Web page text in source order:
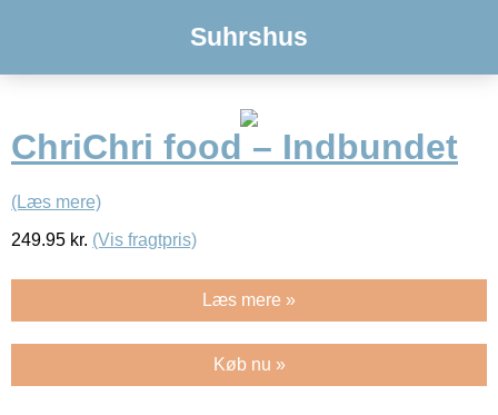
Suhrshus
ChriChri food – Indbundet
(Læs mere)
249.95 kr. (Vis fragtpris)
Læs mere »
Køb nu »